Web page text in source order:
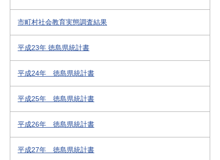
市町村社会教育実態調査結果
平成23年 徳島県統計書
平成24年 徳島県統計書
平成25年 徳島県統計書
平成26年 徳島県統計書
平成27年 徳島県統計書